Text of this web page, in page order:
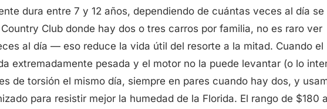
dura entre 7 y 12 años, dependiendo de cuántas veces al día se
Club donde hay dos o tres carros por familia, no es raro ver
al día — eso reduce la vida útil del resorte a la mitad. Cuando el
extremadamente pesada y el motor no la puede levantar (o lo
de torsión el mismo día, siempre en pares cuando hay dos, y
para resistir mejor la humedad de la Florida. El rango de $180